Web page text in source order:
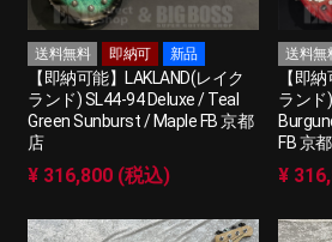
送料無料 即納可 新品
【即納可能】LAKLAND(レイク
ランド) SL44-94 Deluxe / Teal
Green Sunburst / Maple FB 京都
店
¥ 316,800 (税込)
送料無
【即
ランド
FB 京
¥